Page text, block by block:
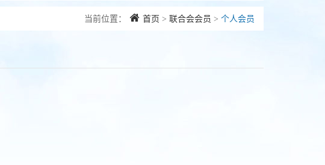
当前位置： 首页 > 联合会会员 > 个人会员